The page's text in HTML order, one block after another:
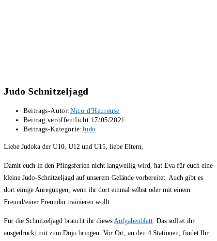
Judo Schnitzeljagd
Beitrags-Autor:Nico d'Heureuse
Beitrag veröffentlicht: 17/05/2021
Beitrags-Kategorie:Judo
Liebe Judoka der U10, U12 und U15, liebe Eltern,
Damit euch in den Pfingsferien nicht langweilig wird, hat Eva für euch eine
kleine Judo-Schnitzeljagd auf unserem Gelände vorbereitet. Auch gibt es
dort einige Anregungen, wenn ihr dort einmal selbst oder mit einem
Freund/einer Freundin trainieren wollt.
Für die Schnitzeljagd braucht ihr dieses Aufgabenblatt. Das solltet ihr
ausgedruckt mit zum Dojo bringen. Vor Ort, an den 4 Stationen, findet Ihr